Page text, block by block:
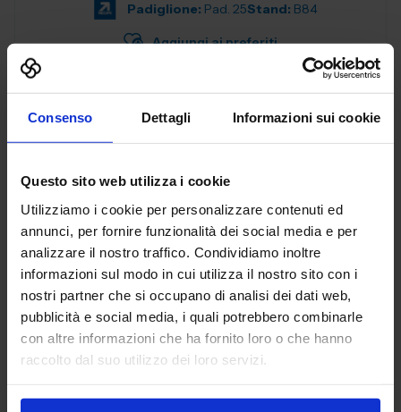
Consenso Dettagli Informazioni sui cookie
Questo sito web utilizza i cookie
Utilizziamo i cookie per personalizzare contenuti ed
annunci, per fornire funzionalità dei social media e per
analizzare il nostro traffico. Condividiamo inoltre
informazioni sul modo in cui utilizza il nostro sito con i
nostri partner che si occupano di analisi dei dati web,
pubblicità e social media, i quali potrebbero combinarle
con altre informazioni che ha fornito loro o che hanno
raccolto dal suo utilizzo dei loro servizi.
Padiglione: Pad. 25Stand: B84
Aggiungi ai preferiti
AG TECHNIK SRL
MACCHINE UTENSILI
Padiglione:Pad. 16Stand:D44
Aggiungi ai preferiti
Vai alla scheda